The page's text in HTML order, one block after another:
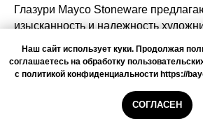
Глазури Mayco Stoneware
изысканность и надежность
УПАКОВКА
Может быть реализована в
дистрибьютора "BayCeramics".
Наш сайт использует куки. Продолжая
соглашаетесь на обработку
с политикой конфиденциальности https://
СОГЛАСЕН